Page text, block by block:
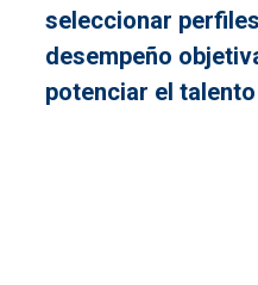
seleccionar
desempeño
potenciar el